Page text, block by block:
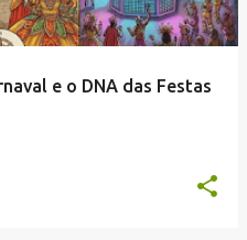
e o DNA das Festas